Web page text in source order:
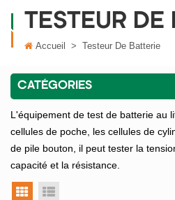
TESTEUR DE
Accueil > Testeur De Batterie
CATÉGORIES
L'équipement de test de batterie au
cellules de poche, les cellules de
de pile bouton, il peut tester la
capacité et la résistance.
vue grille